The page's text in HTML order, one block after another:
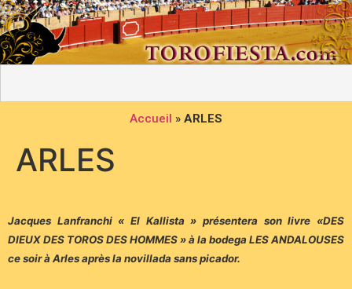
Accueil » ARLES
ARLES
Jacques Lanfranchi « El Kallista » présentera son livre «DES
DIEUX DES TOROS DES HOMMES » à la bodega LES ANDALOUSES
ce soir à Arles après la novillada sans picador.